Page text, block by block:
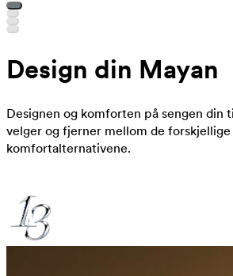
Design din Mayan
Designen og komforten på sengen din
velger og fjerner mellom de forskjellige
komfortalternativene.